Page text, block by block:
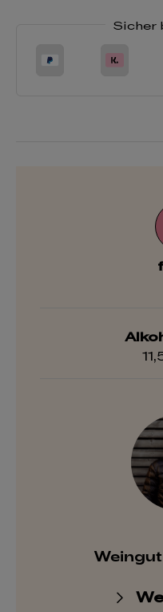
Sicher